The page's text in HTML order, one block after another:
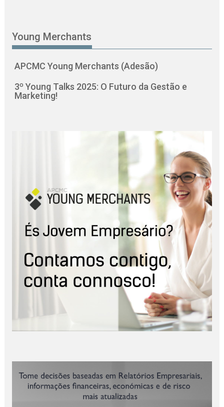
Young Merchants
APCMC Young Merchants (Adesão)
3º Young Talks 2025: O Futuro da Gestão e
Marketing!